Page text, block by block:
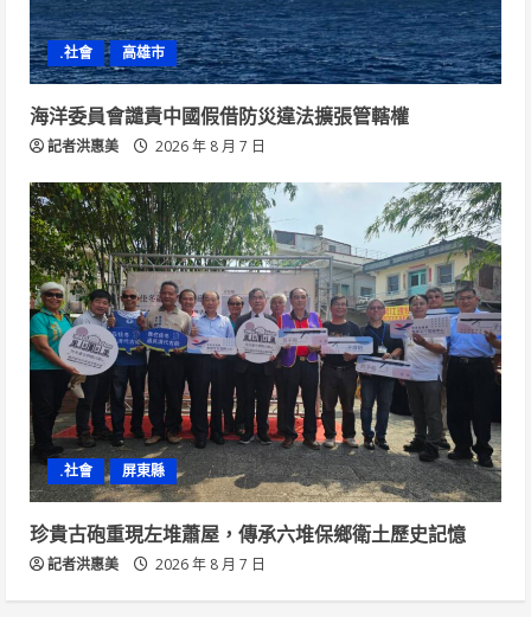
.社會 高雄市
海洋委員會譴責中國假借防災違法擴張管轄權
記者洪惠美 2026 年 8 月 7 日
.社會 屏東縣
珍貴古砲重現左堆蕭屋，傳承六堆保鄉衛土歷史記憶
記者洪惠美 2026 年 8 月 7 日